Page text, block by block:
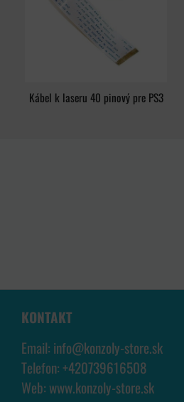
Kábel k laseru 40 pinový pre PS3
KONTAKT
Email: info@konzoly-store.sk
Telefon:+420739616508
Web: www.konzoly-store.sk